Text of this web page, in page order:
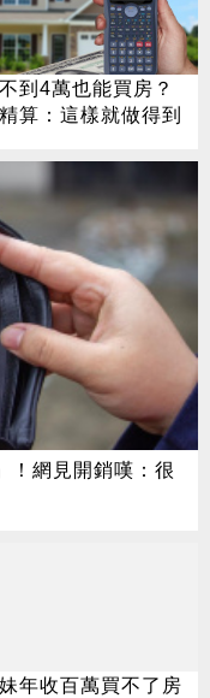
到4萬也能買房？
算：這樣就做得到
！網見開銷嘆：很
年收百萬買不了房